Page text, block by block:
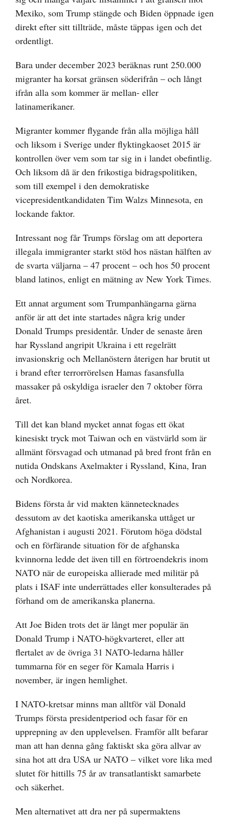
Mexiko, som Trump stängde och Biden öppnade igen
direkt efter sitt tillträde, måste täppas igen och det
ordentligt.
Bara under december 2023 beräknas runt 250.000
migranter ha korsat gränsen söderifrån – och långt
ifrån alla som kommer är mellan- eller
latinamerikaner.
Migranter kommer flygande från alla möjliga håll
och liksom i Sverige under flyktingkaoset 2015 är
kontrollen över vem som tar sig in i landet obefintlig.
Och liksom då är den frikostiga bidragspolitiken,
som till exempel i den demokratiske
vicepresidentkandidaten Tim Walzs Minnesota, en
lockande faktor.
Intressant nog får Trumps förslag om att deportera
illegala immigranter starkt stöd hos nästan hälften av
de svarta väljarna – 47 procent – och hos 50 procent
bland latinos, enligt en mätning av New York Times.
Ett annat argument som Trumpanhängarna gärna
anför är att det inte startades några krig under
Donald Trumps presidentår. Under de senaste åren
har Ryssland angripit Ukraina i ett regelrätt
invasionskrig och Mellanöstern återigen har brutit ut
i brand efter terrorrörelsen Hamas fasansfulla
massaker på oskyldiga israeler den 7 oktober förra
året.
Till det kan bland mycket annat fogas ett ökat
kinesiskt tryck mot Taiwan och en västvärld som är
allmänt försvagad och utmanad på bred front från en
nutida Ondskans Axelmakter i Ryssland, Kina, Iran
och Nordkorea.
Bidens första år vid makten kännetecknades
dessutom av det kaotiska amerikanska uttåget ur
Afghanistan i augusti 2021. Förutom höga dödstal
och en förfärande situation för de afghanska
kvinnorna ledde det även till en förtroendekris inom
NATO när de europeiska allierade med militär på
plats i ISAF inte underrättades eller konsulterades på
förhand om de amerikanska planerna.
Att Joe Biden trots det är långt mer populär än
Donald Trump i NATO-högkvarteret, eller att
flertalet av de övriga 31 NATO-ledarna håller
tummarna för en seger för Kamala Harris i
november, är ingen hemlighet.
I NATO-kretsar minns man alltför väl Donald
Trumps första presidentperiod och fasar för en
upprepning av den upplevelsen. Framför allt befarar
man att han denna gång faktiskt ska göra allvar av
sina hot att dra USA ur NATO – vilket vore lika med
slutet för hittills 75 år av transatlantiskt samarbete
och säkerhet.
Men alternativet att dra ner på supermaktens